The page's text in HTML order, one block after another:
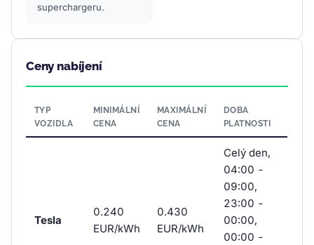
superchargeru.
Ceny nabíjení
TYP
VOZIDLA
MINIMÁLNÍ
CENA
MAXIMÁLNÍ
CENA
DOBA
PLATNOSTI
Tesla
0.240
EUR/kWh
0.430
EUR/kWh
Celý den,
04:00 -
09:00,
23:00 -
00:00,
00:00 -